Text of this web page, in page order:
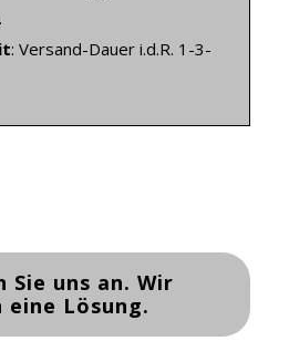
: Versand-Dauer i.d.R. 1-3-
Sie uns an. Wir
eine Lösung.